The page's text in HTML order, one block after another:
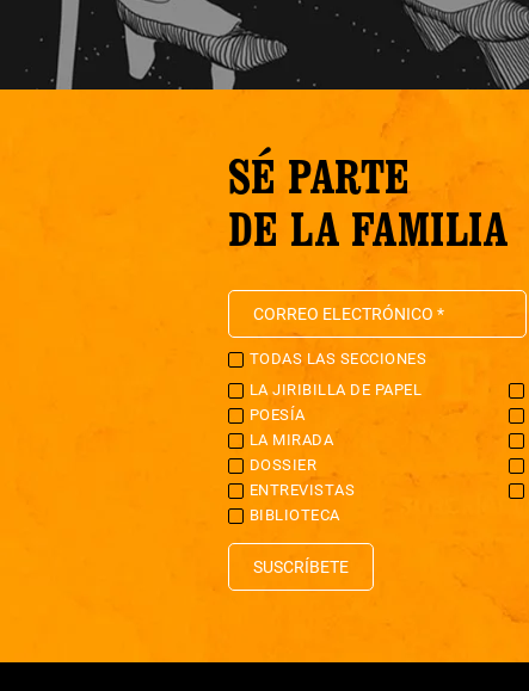
SÉ PARTE
DE LA FAMILIA
TODAS LAS SECCIONES
LA JIRIBILLA DE PAPEL
POESÍA
LA MIRADA
DOSSIER
ENTREVISTAS
BIBLIOTECA
SUSCRÍBETE